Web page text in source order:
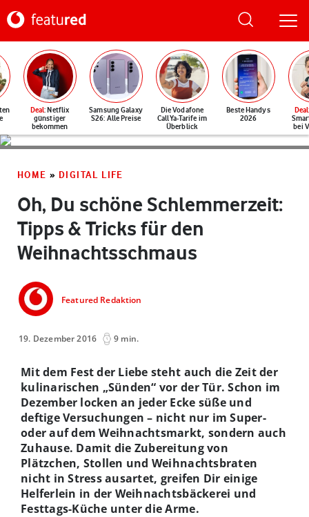
Deal: Netflix
günstiger
bekommen
Samsung Galaxy
S26: Alle Preise
Die Vodafone
CallYa-Tarife im
Überblick
Beste Handys
2026
Deal
bei
HOME » DIGITAL LIFE
Oh, Du schöne Schlemmerzeit:
Tipps & Tricks für den
Weihnachtsschmaus
Featured Redaktion
19. Dezember 2016 9 min.
Mit dem Fest der Liebe steht auch die Zeit der
kulinarischen „Sünden“ vor der Tür. Schon im
Dezember locken an jeder Ecke süße und
deftige Versuchungen – nicht nur im Super-
oder auf dem Weihnachtsmarkt, sondern auch
Zuhause. Damit die Zubereitung von
Plätzchen, Stollen und Weihnachtsbraten
nicht in Stress ausartet, greifen Dir einige
Helferlein in der Weihnachtsbäckerei und
Festtags-Küche unter die Arme.